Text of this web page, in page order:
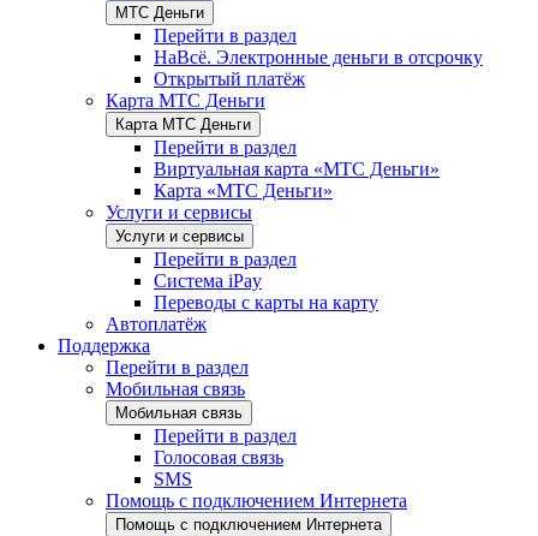
МТС Деньги
Перейти в раздел
НаВсё. Электронные деньги в отсрочку
Открытый платёж
Карта МТС Деньги
Карта МТС Деньги
Перейти в раздел
Виртуальная карта «МТС Деньги»
Карта «МТС Деньги»
Услуги и сервисы
Услуги и сервисы
Перейти в раздел
Система iPay
Переводы с карты на карту
Автоплатёж
Поддержка
Перейти в раздел
Мобильная связь
Мобильная связь
Перейти в раздел
Голосовая связь
SMS
Помощь с подключением Интернета
Помощь с подключением Интернета